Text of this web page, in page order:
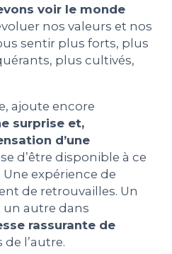
voir le monde
nos valeurs et nos
sentir plus forts, plus
plus cultivés,
ajoute encore
surprise et,
d’une
d’être disponible à ce
Une expérience de
de retrouvailles. Un
un autre dans
rassurante de
de l’autre.